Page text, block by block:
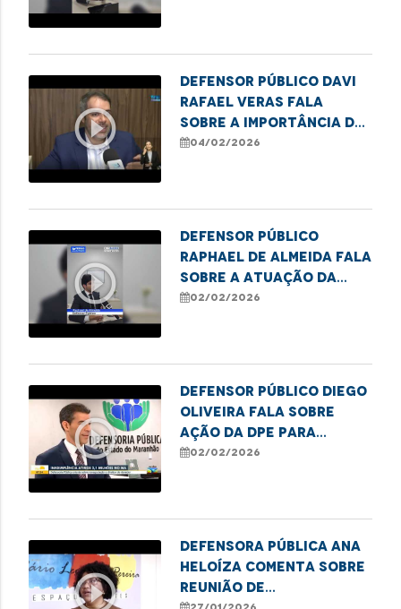
play_circle_outline
Defensor público Davi
Rafael Veras fala
sobre a importância da
lei Infância e
04/02/2026
play_circle_outline
Defensor Público
Raphael de Almeida fala
sobre a atuação da
Defensoria no Núcleo
02/02/2026
play_circle_outline
Defensor Público Diego
Oliveira fala sobre
ação da DPE para
renegociação de dívida.
02/02/2026
play_circle_outline
Defensora Pública Ana
Heloíza comenta sobre
reunião de